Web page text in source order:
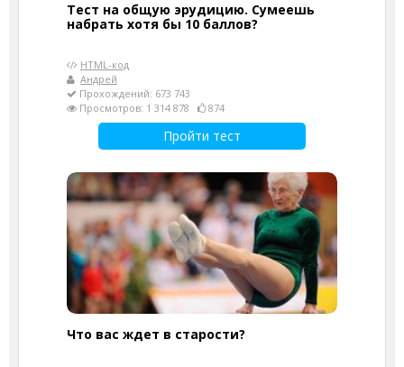
Тест на общую эрудицию. Сумеешь
набрать хотя бы 10 баллов?
HTML-код
Андрей
Прохождений: 673 743
Просмотров: 1 314 878
874
Пройти тест
Что вас ждет в старости?